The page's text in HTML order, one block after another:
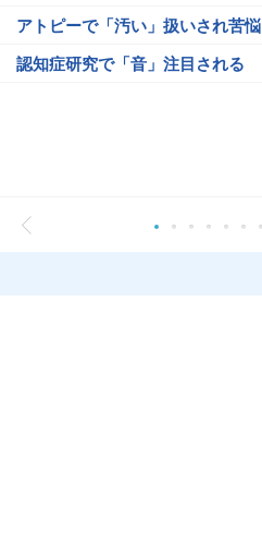
アトピーで「汚い」扱いされ苦悩
認知症研究で「音」注目される